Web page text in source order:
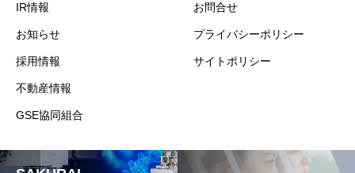
IR情報
お知らせ
採用情報
不動産情報
GSE協同組合
お問合せ
プライバシーポリシー
サイトポリシー